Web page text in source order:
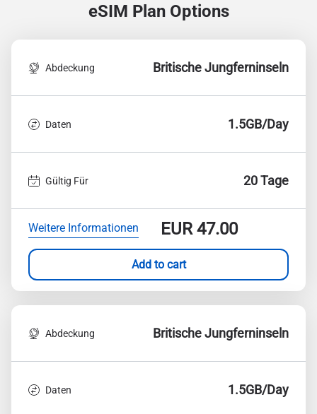
eSIM Plan Options
Abdeckung Britische Jungferninseln
Daten 1.5GB/Day
Gültig Für 20 Tage
Weitere Informationen EUR47.00
Add to cart
Abdeckung Britische Jungferninseln
Daten 1.5GB/Day